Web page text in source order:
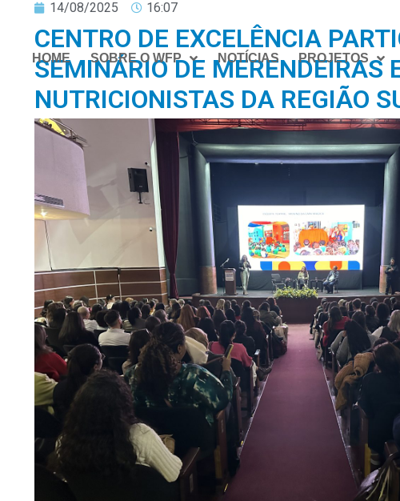
HOME SOBRE O WFP NOTÍCIAS PROJETOS
14/08/2025 16:07
CENTRO DE EXCELÊNCIA
SEMINÁRIO DE MERENDEIRAS
NUTRICIONISTAS DA REGIÃO